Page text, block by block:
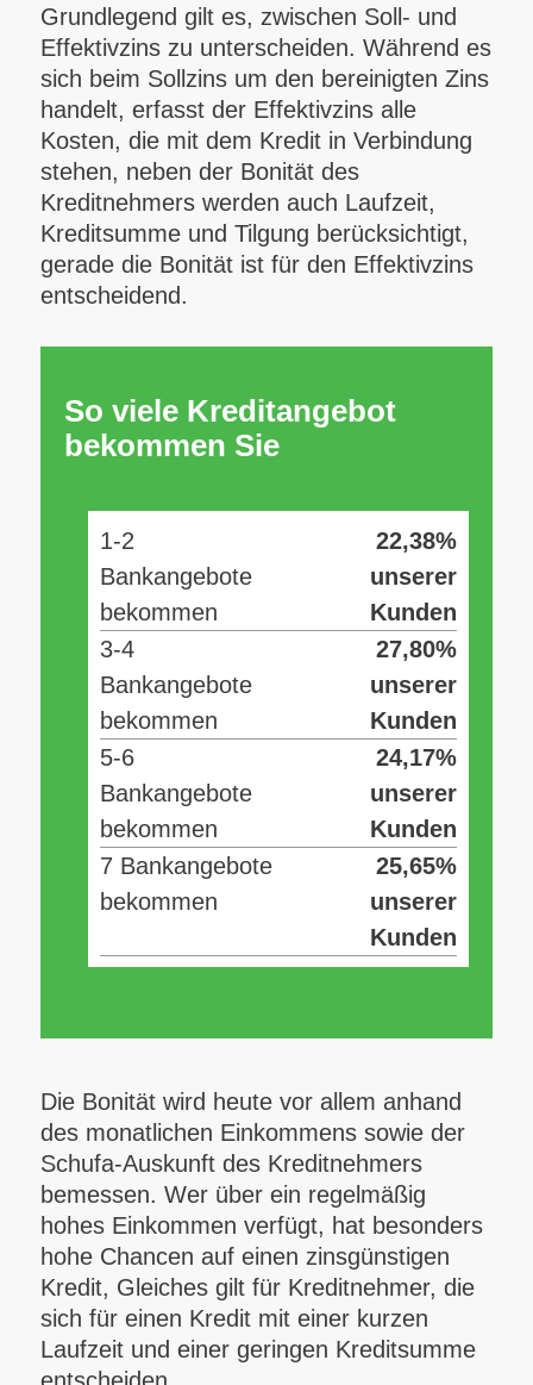
Grundlegend gilt es, zwischen Soll- und
Effektivzins zu unterscheiden. Während es
sich beim Sollzins um den bereinigten Zins
handelt, erfasst der Effektivzins alle
Kosten, die mit dem Kredit in Verbindung
stehen, neben der Bonität des
Kreditnehmers werden auch Laufzeit,
Kreditsumme und Tilgung berücksichtigt,
gerade die Bonität ist für den Effektivzins
entscheidend.
So viele Kreditangebot
bekommen Sie
1-2
Bankangebote
bekommen
22,38%
unserer
Kunden
3-4
Bankangebote
bekommen
27,80%
unserer
Kunden
5-6
Bankangebote
bekommen
24,17%
unserer
Kunden
7 Bankangebote
bekommen
25,65%
unserer
Kunden
Die Bonität wird heute vor allem anhand
des monatlichen Einkommens sowie der
Schufa-Auskunft des Kreditnehmers
bemessen. Wer über ein regelmäßig
hohes Einkommen verfügt, hat besonders
hohe Chancen auf einen zinsgünstigen
Kredit, Gleiches gilt für Kreditnehmer, die
sich für einen Kredit mit einer kurzen
Laufzeit und einer geringen Kreditsumme